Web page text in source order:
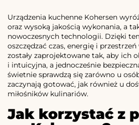
Urządzenia kuchenne Kohersen
oraz wysoką jakością wykonania, a
nowoczesnych technologii. Dzięki
oszczędzać czas, energię i
zostały zaprojektowane tak, aby ich
i intuicyjna, a jednocześnie
świetnie sprawdzą się zarówno u
zaczynają gotować, jak również u
miłośników kulinariów.
Jak korzystać z